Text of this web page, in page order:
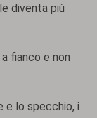
diventa più
fianco e non
lo specchio, i